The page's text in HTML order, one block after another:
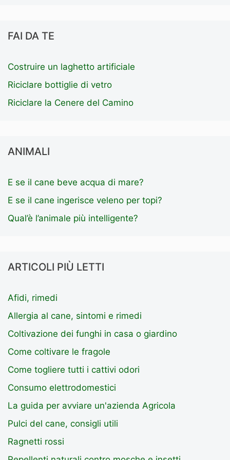
FAI DA TE
Costruire un laghetto artificiale
Riciclare bottiglie di vetro
Riciclare la Cenere del Camino
ANIMALI
E se il cane beve acqua di mare?
E se il cane ingerisce veleno per topi?
Qual’è l’animale più intelligente?
ARTICOLI PIÙ LETTI
Afidi, rimedi
Allergia al cane, sintomi e rimedi
Coltivazione dei funghi in casa o giardino
Come coltivare le fragole
Come togliere tutti i cattivi odori
Consumo elettrodomestici
La guida per avviare un'azienda Agricola
Pulci del cane, consigli utili
Ragnetti rossi